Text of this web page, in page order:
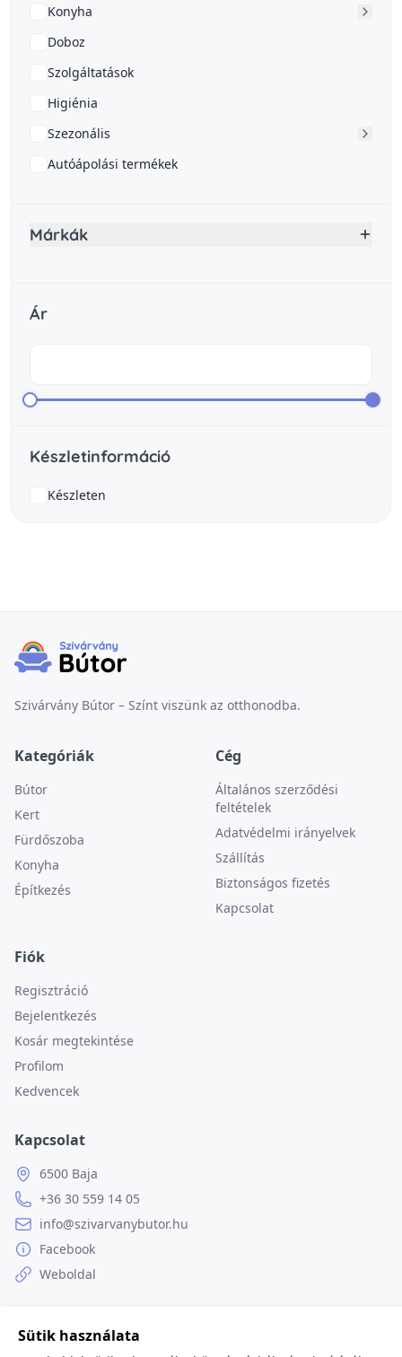
Konyha
Doboz
Szolgáltatások
Higiénia
Szezonális
Autóápolási termékek
Márkák
Ár
Készletinformáció
Készleten
Szivárvány Bútor – Színt viszünk az otthonodba.
Kategóriák
Bútor
Kert
Fürdőszoba
Konyha
Építkezés
Cég
Általános szerződési
feltételek
Adatvédelmi irányelvek
Szállítás
Biztonságos fizetés
Kapcsolat
Fiók
Regisztráció
Bejelentkezés
Kosár megtekintése
Profilom
Kedvencek
Kapcsolat
6500 Baja
+36 30 559 14 05
info@szivarvanybutor.hu
Facebook
Weboldal
Sütik használata